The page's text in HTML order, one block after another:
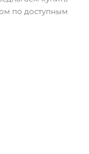
по доступным